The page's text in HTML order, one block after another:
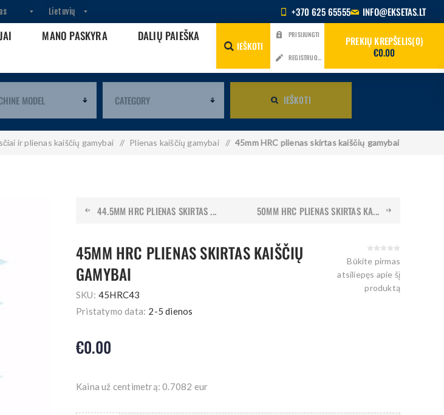
+370 625 65555 INFO@EKSETAS.LT
MANO PASKYRA
DALIŲ PAIEŠKA
IEŠKOTI
PRISIJUNGTI
REGISTRUOTIS
PREKIŲ KREPŠELIS 0
€0.00
IEŠKOTI
ir plienas kaiščių gamybai / Plienas kaiščių gamybai / 45mm HRC plienas skirtas kaiščių gamybai
44.5MM HRC PLIENAS SKIRTAS ... 50MM HRC PLIENAS SKIRTAS KA...
45MM HRC PLIENAS SKIRTAS KAIŠČIŲ
GAMYBAI
SKU: 45HRC43
Būkite pirmas
atsiliepęs apie šį
produktą
Pristatymo data: 2-5 dienos
€0.00
Kaina už centimetrą: 0.7082 eur